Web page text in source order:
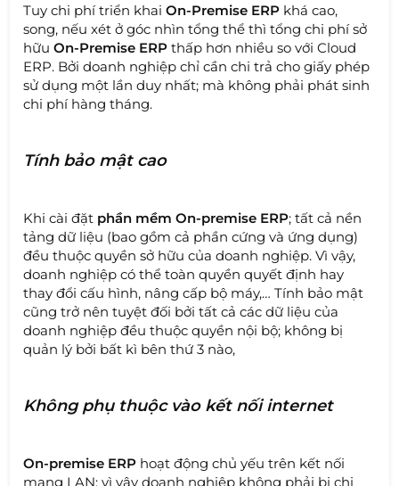
Tuy chi phí triển khaiOn-Premise ERP khá cao,
song, nếu xét ở góc nhìn tổng thể thì tổng chi phí sở
hữuOn-Premise ERP thấp hơn nhiều so với Cloud
ERP. Bởi doanh nghiệp chỉ cần chi trả cho giấy phép
sử dụng một lần duy nhất; mà không phải phát sinh
chi phí hàng tháng.
Tính bảo mật cao
Khi cài đặt phần mềm On-premise ERP; tất cả nền
tảng dữ liệu (bao gồm cả phần cứng và ứng dụng)
đều thuộc quyền sở hữu của doanh nghiệp. Vì vậy,
doanh nghiệp có thể toàn quyền quyết định hay
thay đổi cấu hình, nâng cấp bộ máy,… Tính bảo mật
cũng trở nên tuyệt đối bởi tất cả các dữ liệu của
doanh nghiệp đều thuộc quyền nội bộ; không bị
quản lý bởi bất kì bên thứ 3 nào,
Không phụ thuộc vào kết nối internet
On-premise ERP hoạt động chủ yếu trên kết nối
mạng LAN; vì vậy doanh nghiệp không phải bị chi